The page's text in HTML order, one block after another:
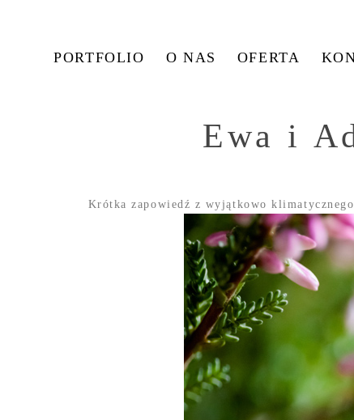
PORTFOLIO O NAS OFERTA
Ewa i
Krótka zapowiedź z wyjątkowo